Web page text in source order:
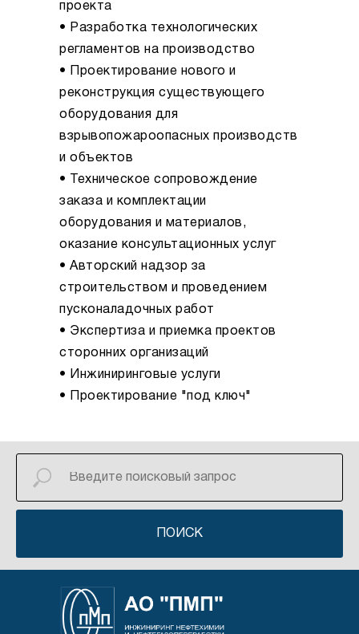
проекта
• Разработка технологических
регламентов на производство
• Проектирование нового и
реконструкция существующего
оборудования для
взрывопожароопасных производств
и объектов
• Техническое сопровождение
заказа и комплектации
оборудования и материалов,
оказание консультационных услуг
• Авторский надзор за
строительством и проведением
пусконаладочных работ
• Экспертиза и приемка проектов
сторонних организаций
• Инжиниринговые услуги
• Проектирование "под ключ"
ПОИСК